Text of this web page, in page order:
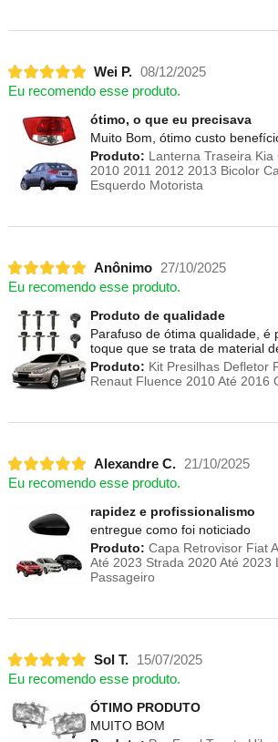
Wei P. 08/12/2025
Eu recomendo esse produto.
ótimo, o que eu precisava
Muito Bom, ótimo custo
Produto: Lanterna Traseira Kia
2010 2011 2012 2013 Bicolor
Esquerdo Motorista
Anônimo
27/10/2025
Eu recomendo esse produto.
Produto de qualidade
Parafuso de ótima qualidade, é
toque que se trata de material
Produto: Kit Presilhas Defletor
Renaut Fluence 2010 Até 2016
Alexandre C.
21/10/2025
Eu recomendo esse produto.
rapidez e profissionalismo
entregue como foi noticiado
Produto: Capa Retrovisor Fiat
Até 2023 Strada 2020 Até 2023
Passageiro
Sol T.
15/07/2025
Eu recomendo esse produto.
ÓTIMO PRODUTO
MUITO BOM